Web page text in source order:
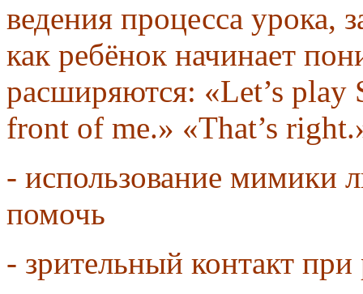
ведения процесса урока,
как ребёнок начинает
расширяются: «Let’s play
front of me.» «That’s
- использование мимики
помочь
- зрительный контакт при